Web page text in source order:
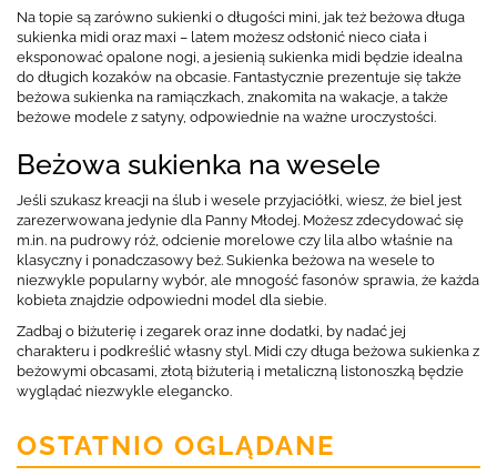
Na topie są zarówno sukienki o długości mini, jak też beżowa długa
sukienka midi oraz maxi – latem możesz odsłonić nieco ciała i
eksponować opalone nogi, a jesienią sukienka midi będzie idealna
do długich kozaków na obcasie. Fantastycznie prezentuje się także
beżowa sukienka na ramiączkach, znakomita na wakacje, a także
beżowe modele z satyny, odpowiednie na ważne uroczystości.
Beżowa sukienka na wesele
Jeśli szukasz kreacji na ślub i wesele przyjaciółki, wiesz, że biel jest
zarezerwowana jedynie dla Panny Młodej. Możesz zdecydować się
m.in. na pudrowy róż, odcienie morelowe czy lila albo właśnie na
klasyczny i ponadczasowy beż. Sukienka beżowa na wesele to
niezwykle popularny wybór, ale mnogość fasonów sprawia, że każda
kobieta znajdzie odpowiedni model dla siebie.
Zadbaj o biżuterię i zegarek oraz inne dodatki, by nadać jej
charakteru i podkreślić własny styl. Midi czy długa beżowa sukienka z
beżowymi obcasami, złotą biżuterią i metaliczną listonoszką będzie
wyglądać niezwykle elegancko.
OSTATNIO OGLĄDANE